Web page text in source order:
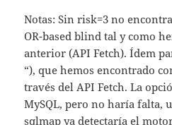
Notas: Sin risk=3 no
OR-based blind tal y como
anterior (API Fetch). Ídem
“), que hemos encontrado
través del API Fetch. La
MySQL, pero no haría falta,
sqlmap ya detectaría el